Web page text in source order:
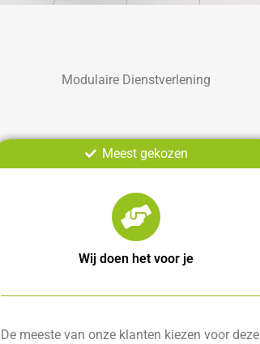
Modulaire Dienstverlening
Meest gekozen
Wij doen het voor je
De meeste van onze klanten kiezen voor deze